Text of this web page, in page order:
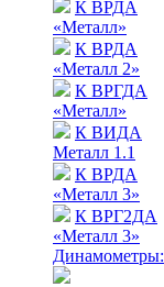
К ВРДА
«Металл»
К ВРДА
«Металл 2»
К ВРГДА
«Металл»
К ВИДА
Металл 1.1
К ВРДА
«Металл 3»
К ВРГ2ДА
«Металл 3»
Динамометры: